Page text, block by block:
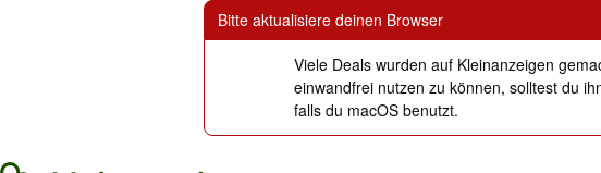
Bitte aktualisiere deinen Browser
Viele Deals wurden auf Kleinanzeigen
einwandfrei nutzen zu können, solltest du
falls du macOS benutzt.